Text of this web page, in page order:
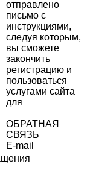
отправлено
письмо с
инструкциями,
следуя которым,
вы сможете
закончить
регистрацию и
пользоваться
услугами сайта
для
ОБРАТНАЯ
СВЯЗЬ
E-mail